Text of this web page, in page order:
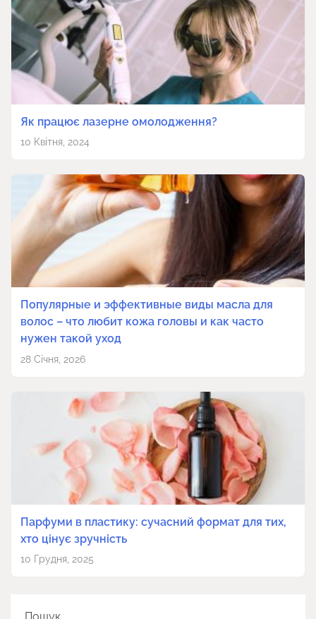
Як працює лазерне омолодження?
10 Квітня, 2024
Популярные и эффективные виды масла для
волос – что любит кожа головы и как часто
нужен такой уход
28 Січня, 2026
Парфуми в пластику: сучасний формат для тих,
хто цінує зручність
10 Грудня, 2025